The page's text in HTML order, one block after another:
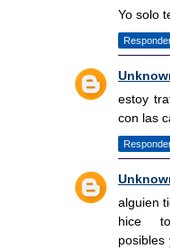
Yo solo
estoy
con las
alguien
hice
posibles